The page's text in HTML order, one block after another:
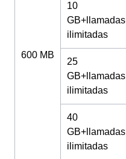
600 MB
10
GB+llamadas
ilimitadas
25
GB+llamadas
ilimitadas
40
GB+llamadas
ilimitadas